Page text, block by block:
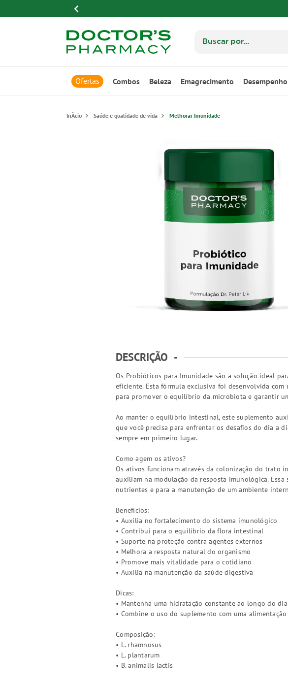
Ofertas Combos Beleza Emagrecimento
Saúde e qualidade de vida Melhorar Imunidade
DESCRIÇÃO -
Os Probióticos para Imunidade são a solução ideal
eficiente. Esta fórmula exclusiva foi desenvolvida
para promover o equilíbrio da microbiota e garantir
Ao manter o equilíbrio intestinal, este suplemento
que você precisa para enfrentar os desafios do dia a
sempre em primeiro lugar.
Como agem os ativos?
Os ativos funcionam através da colonização do trato
auxiliam na modulação da resposta imunológica.
nutrientes e para a manutenção de um ambiente
Benefícios:
• Auxilia no fortalecimento do sistema imunológico
• Contribui para o equilíbrio da flora intestinal
• Suporte na proteção contra agentes externos
• Melhora a resposta natural do organismo
• Promove mais vitalidade para o cotidiano
• Auxilia na manutenção da saúde digestiva
Dicas:
• Mantenha uma hidratação constante ao longo do
• Combine o uso do suplemento com uma
Composição:
• L. rhamnosus
• L. plantarum
• B. animalis lactis